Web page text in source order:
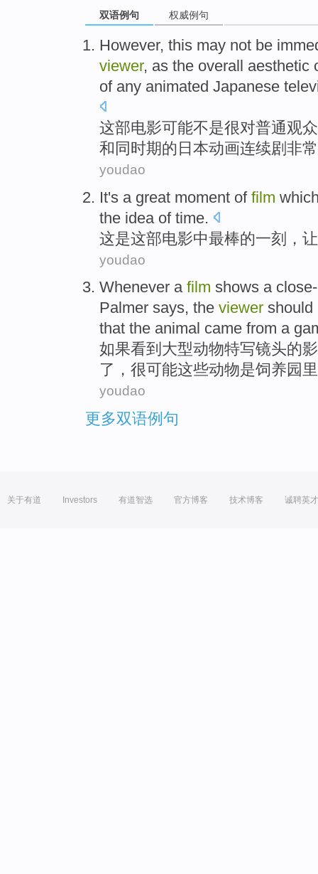
双语例句 权威例句
However, this may not be
viewer, as the overall aesthetic
of any animated Japanese
这部电影可能不是很对普通观众
和 同 时期的 日本动画连续剧 非常
youdao
It's a great moment of film
the idea of time.
这是这部电影中最棒的一刻 ，让
youdao
Whenever a film shows a
Palmer says, the viewer should
that the animal came from a
如果看到 大型动物特写镜头的
了，很可能这些动物是饲养园
youdao
更多双语例句
关于有道 Investors 有道智选 官方博客 技术博客 诚聘英才